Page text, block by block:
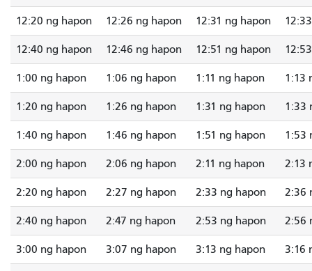
12:20 ng hapon 12:26 ng hapon 12:31 ng hapon
12:40 ng hapon 12:46 ng hapon 12:51 ng hapon
1:00 ng hapon 1:06 ng hapon 1:11 ng hapon 1:13
1:20 ng hapon 1:26 ng hapon 1:31 ng hapon 1:33
1:40 ng hapon 1:46 ng hapon 1:51 ng hapon 1:53
2:00 ng hapon 2:06 ng hapon 2:11 ng hapon 2:13
2:20 ng hapon 2:27 ng hapon 2:33 ng hapon 2:36
2:40 ng hapon 2:47 ng hapon 2:53 ng hapon 2:56
3:00 ng hapon 3:07 ng hapon 3:13 ng hapon 3:16